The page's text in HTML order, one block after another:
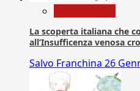
La scoperta italiana che
all’Insufficenza venosa
Salvo Franchina 26